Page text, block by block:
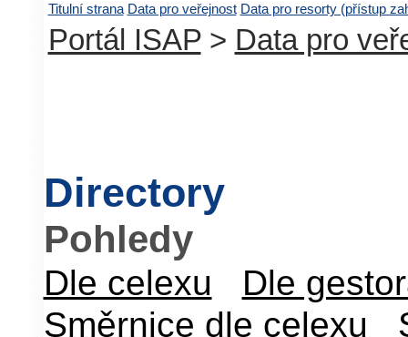
Titulní strana Data pro veřejnost Data pro resorty (přístup
Portál ISAP> Data pro
Directory
Pohledy
Dle celexu
Dle
Směrnice dle celexu